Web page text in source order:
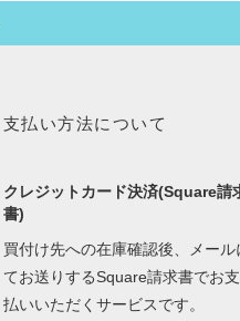
支払い方法について
クレジットカード決済(Square請
書)
買付け先への在庫確認後、メール
てお送りするSquare請求書でお支
払いいただくサービスです。